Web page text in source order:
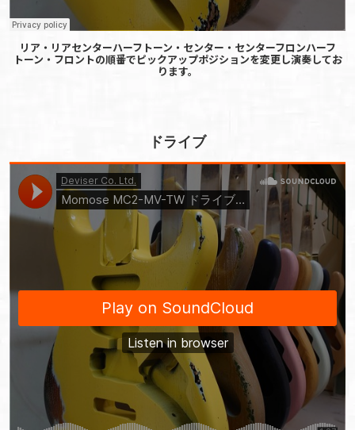
リア・リアセンターハーフトーン・センター・センターフロンハーフ
トーン・フロントの順番でピックアップポジションを変更し演奏してお
ります。
ドライブ